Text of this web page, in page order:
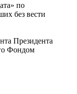
по
без вести
Президента
Фондом